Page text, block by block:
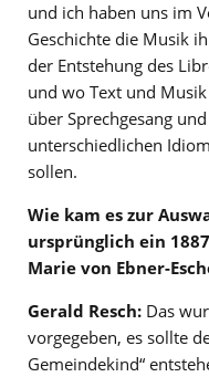
und ich haben uns im
Geschichte die Musik
der Entstehung des
und wo Text und
über Sprechgesang
unterschiedlichen
sollen.
Wie kam es zur
ursprünglich ein
Marie von Ebner-
Gerald Resch: Das
vorgegeben, es sollte
Gemeindekind“